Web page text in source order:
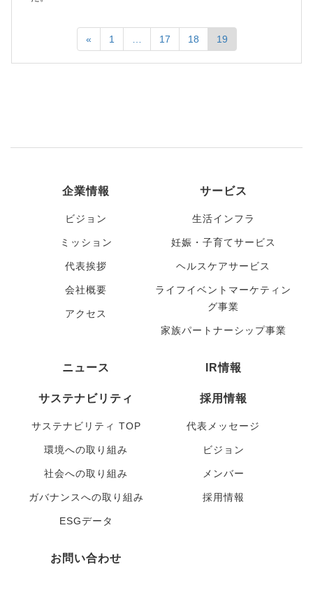
« 1 17 18 19
企業情報
ビジョン
ミッション
代表挨拶
会社概要
アクセス
サービス
生活インフラ
妊娠・子育てサービス
ヘルスケアサービス
ライフイベントマーケティン
グ事業
家族パートナーシップ事業
ニュース IR情報
サステナビリティ
サステナビリティ TOP
環境への取り組み
社会への取り組み
ガバナンスへの取り組み
ESGデータ
採用情報
代表メッセージ
ビジョン
メンバー
採用情報
お問い合わせ